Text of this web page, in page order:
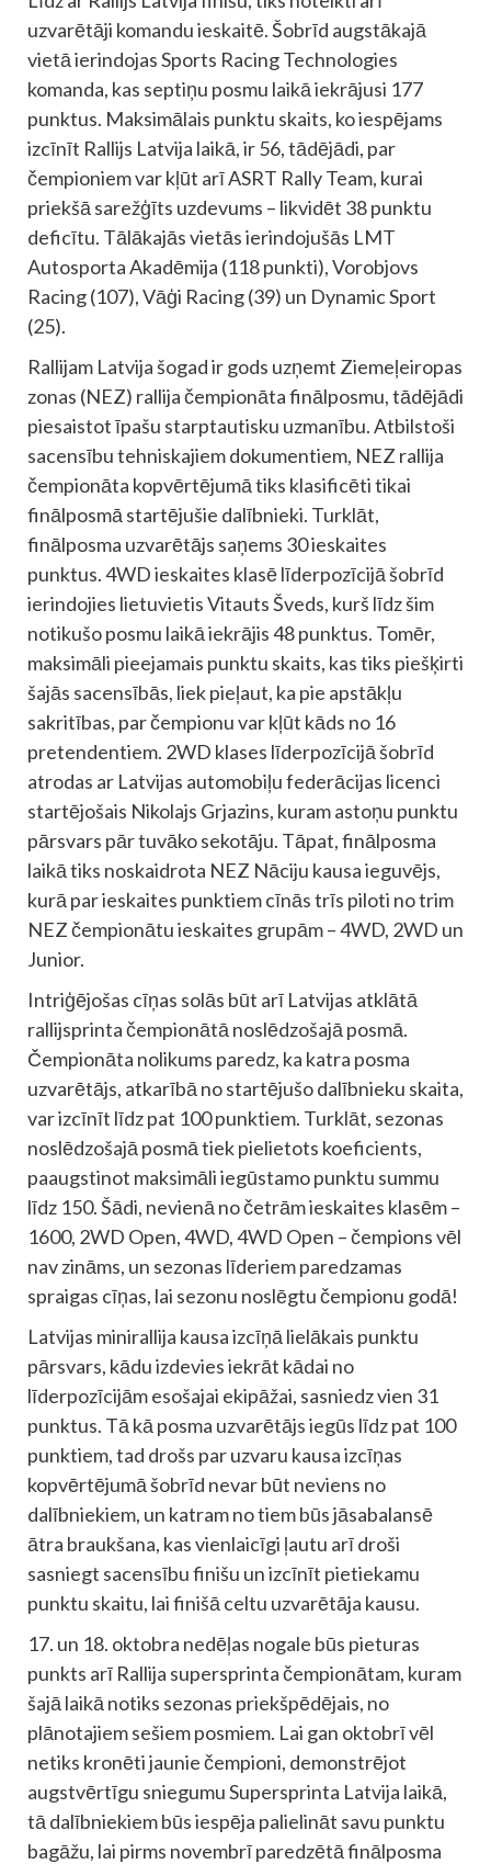
uzvarētāji komandu ieskaitē. Šobrīd augstākajā
vietā ierindojas Sports Racing Technologies
komanda, kas septiņu posmu laikā iekrājusi 177
punktus. Maksimālais punktu skaits, ko iespējams
izcīnīt Rallijs Latvija laikā, ir 56, tādējādi, par
čempioniem var kļūt arī ASRT Rally Team, kurai
priekšā sarežģīts uzdevums – likvidēt 38 punktu
deficītu. Tālākajās vietās ierindojušās LMT
Autosporta Akadēmija (118 punkti), Vorobjovs
Racing (107), Vāģi Racing (39) un Dynamic Sport
(25).
Rallijam Latvija šogad ir gods uzņemt Ziemeļeiropas
zonas (NEZ) rallija čempionāta finālposmu, tādējādi
piesaistot īpašu starptautisku uzmanību. Atbilstoši
sacensību tehniskajiem dokumentiem, NEZ rallija
čempionāta kopvērtējumā tiks klasificēti tikai
finālposmā startējušie dalībnieki. Turklāt,
finālposma uzvarētājs saņems 30 ieskaites
punktus. 4WD ieskaites klasē līderpozīcijā šobrīd
ierindojies lietuvietis Vitauts Šveds, kurš līdz šim
notikušo posmu laikā iekrājis 48 punktus. Tomēr,
maksimāli pieejamais punktu skaits, kas tiks piešķirti
šajās sacensībās, liek pieļaut, ka pie apstākļu
sakritības, par čempionu var kļūt kāds no 16
pretendentiem. 2WD klases līderpozīcijā šobrīd
atrodas ar Latvijas automobiļu federācijas licenci
startējošais Nikolajs Grjazins, kuram astoņu punktu
pārsvars pār tuvāko sekotāju. Tāpat, finālposma
laikā tiks noskaidrota NEZ Nāciju kausa ieguvējs,
kurā par ieskaites punktiem cīnās trīs piloti no trim
NEZ čempionātu ieskaites grupām – 4WD, 2WD un
Junior.
Intriģējošas cīņas solās būt arī Latvijas atklātā
rallijsprinta čempionātā noslēdzošajā posmā.
Čempionāta nolikums paredz, ka katra posma
uzvarētājs, atkarībā no startējušo dalībnieku skaita,
var izcīnīt līdz pat 100 punktiem. Turklāt, sezonas
noslēdzošajā posmā tiek pielietots koeficients,
paaugstinot maksimāli iegūstamo punktu summu
līdz 150. Šādi, nevienā no četrām ieskaites klasēm –
1600, 2WD Open, 4WD, 4WD Open – čempions vēl
nav zināms, un sezonas līderiem paredzamas
spraigas cīņas, lai sezonu noslēgtu čempionu godā!
Latvijas minirallija kausa izcīņā lielākais punktu
pārsvars, kādu izdevies iekrāt kādai no
līderpozīcijām esošajai ekipāžai, sasniedz vien 31
punktus. Tā kā posma uzvarētājs iegūs līdz pat 100
punktiem, tad drošs par uzvaru kausa izcīņas
kopvērtējumā šobrīd nevar būt neviens no
dalībniekiem, un katram no tiem būs jāsabalansē
ātra braukšana, kas vienlaicīgi ļautu arī droši
sasniegt sacensību finišu un izcīnīt pietiekamu
punktu skaitu, lai finišā celtu uzvarētāja kausu.
17. un 18. oktobra nedēļas nogale būs pieturas
punkts arī Rallija supersprinta čempionātam, kuram
šajā laikā notiks sezonas priekšpēdējais, no
plānotajiem sešiem posmiem. Lai gan oktobrī vēl
netiks kronēti jaunie čempioni, demonstrējot
augstvērtīgu sniegumu Supersprinta Latvija laikā,
tā dalībniekiem būs iespēja palielināt savu punktu
bagāžu, lai pirms novembrī paredzētā finālposma